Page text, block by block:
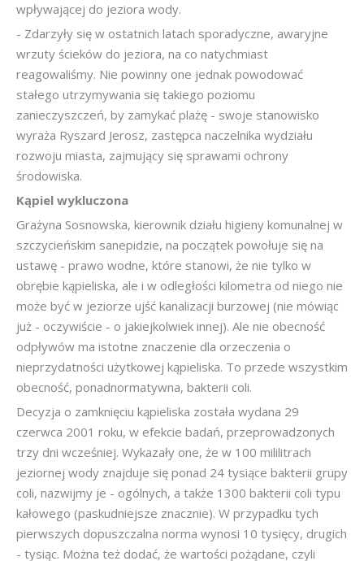
wpływającej do jeziora wody.
- Zdarzyły się w ostatnich latach sporadyczne, awaryjne
wrzuty ścieków do jeziora, na co natychmiast
reagowaliśmy. Nie powinny one jednak powodować
stałego utrzymywania się takiego poziomu
zanieczyszczeń, by zamykać plażę - swoje stanowisko
wyraża Ryszard Jerosz, zastępca naczelnika wydziału
rozwoju miasta, zajmujący się sprawami ochrony
środowiska.
Kąpiel wykluczona
Grażyna Sosnowska, kierownik działu higieny komunalnej w
szczycieńskim sanepidzie, na początek powołuje się na
ustawę - prawo wodne, które stanowi, że nie tylko w
obrębie kąpieliska, ale i w odległości kilometra od niego nie
może być w jeziorze ujść kanalizacji burzowej (nie mówiąc
już - oczywiście - o jakiejkolwiek innej). Ale nie obecność
odpływów ma istotne znaczenie dla orzeczenia o
nieprzydatności użytkowej kąpieliska. To przede wszystkim
obecność, ponadnormatywna, bakterii coli.
Decyzja o zamknięciu kąpieliska została wydana 29
czerwca 2001 roku, w efekcie badań, przeprowadzonych
trzy dni wcześniej. Wykazały one, że w 100 mililitrach
jeziornej wody znajduje się ponad 24 tysiące bakterii grupy
coli, nazwijmy je - ogólnych, a także 1300 bakterii coli typu
kałowego (paskudniejsze znacznie). W przypadku tych
pierwszych dopuszczalna norma wynosi 10 tysięcy, drugich
- tysiąc. Można też dodać, że wartości pożądane, czyli